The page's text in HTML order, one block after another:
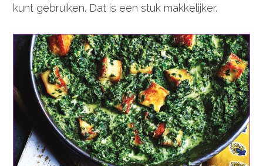
kunt gebruiken. Dat is een stuk makkelijker.